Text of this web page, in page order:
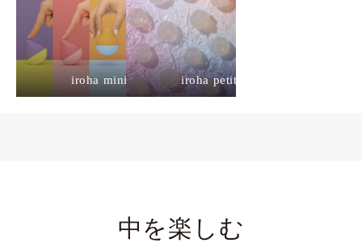
iroha mini iroha petit
中を楽しむ